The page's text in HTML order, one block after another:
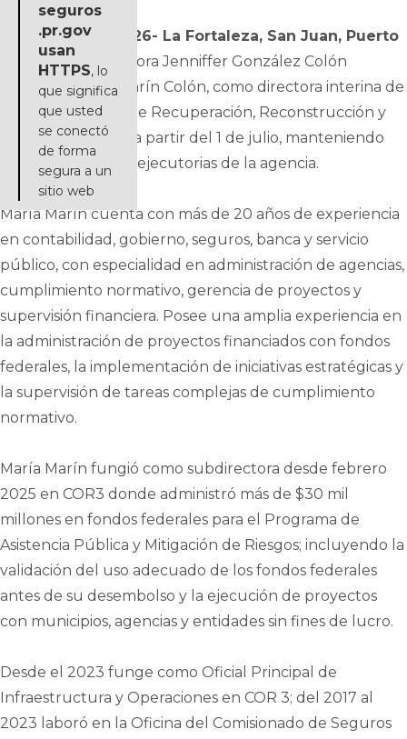
seguros
.pr.gov
usan
HTTPS, lo
que significa
que usted
se conectó
de forma
segura a un
sitio web
15 de junio de 2026- La Fortaleza, San Juan, Puerto
Rico-La gobernadora Jenniffer González Colón
designó a María Marín Colón, como directora interina de
la Oficina Central de Recuperación, Reconstrucción y
Resiliencia (COR3) a partir del 1 de julio, manteniendo
continuidad en las ejecutorias de la agencia.
María Marín cuenta con más de 20 años de experiencia
en contabilidad, gobierno, seguros, banca y servicio
público, con especialidad en administración de agencias,
cumplimiento normativo, gerencia de proyectos y
supervisión financiera. Posee una amplia experiencia en
la administración de proyectos financiados con fondos
federales, la implementación de iniciativas estratégicas y
la supervisión de tareas complejas de cumplimiento
normativo.
María Marín fungió como subdirectora desde febrero
2025 en COR3 donde administró más de $30 mil
millones en fondos federales para el Programa de
Asistencia Pública y Mitigación de Riesgos; incluyendo la
validación del uso adecuado de los fondos federales
antes de su desembolso y la ejecución de proyectos
con municipios, agencias y entidades sin fines de lucro.
Desde el 2023 funge como Oficial Principal de
Infraestructura y Operaciones en COR 3; del 2017 al
2023 laboró en la Oficina del Comisionado de Seguros